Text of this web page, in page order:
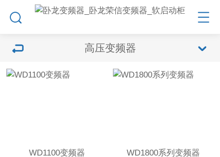
高压变频器
WD1100变频器 WD1800系列变频器